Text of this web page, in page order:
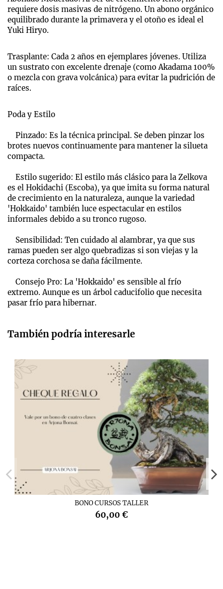
requiere dosis masivas de nitrógeno. Un abono orgánico
equilibrado durante la primavera y el otoño es ideal el
Yuki Hiryo.
Trasplante: Cada 2 años en ejemplares jóvenes. Utiliza
un sustrato con excelente drenaje (como Akadama 100%
o mezcla con grava volcánica) para evitar la pudrición de
raíces.
Poda y Estilo
Pinzado: Es la técnica principal. Se deben pinzar los
brotes nuevos continuamente para mantener la silueta
compacta.
Estilo sugerido: El estilo más clásico para la Zelkova
es el Hokidachi (Escoba), ya que imita su forma natural
de crecimiento en la naturaleza, aunque la variedad
'Hokkaido' también luce espectacular en estilos
informales debido a su tronco rugoso.
Sensibilidad: Ten cuidado al alambrar, ya que sus
ramas pueden ser algo quebradizas si son viejas y la
corteza corchosa se daña fácilmente.
Consejo Pro: La 'Hokkaido' es sensible al frío
extremo. Aunque es un árbol caducifolio que necesita
pasar frío para hibernar.
También podría interesarle
BONO CURSOS TALLER
60,00 €